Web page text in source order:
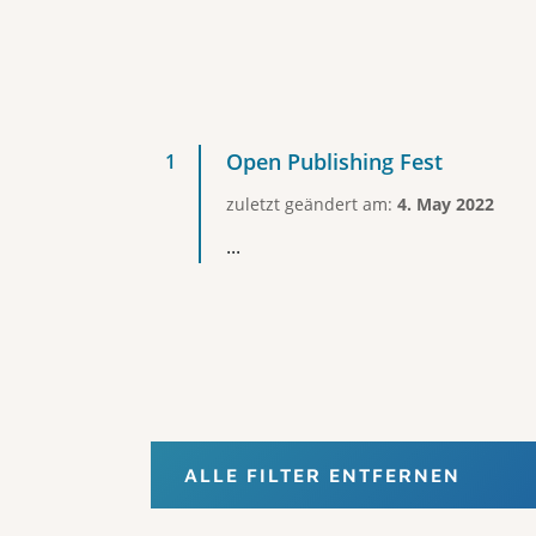
Open Publishing Fest
zuletzt geändert am: 4. May 2022
...
ALLE FILTER ENTFERNEN